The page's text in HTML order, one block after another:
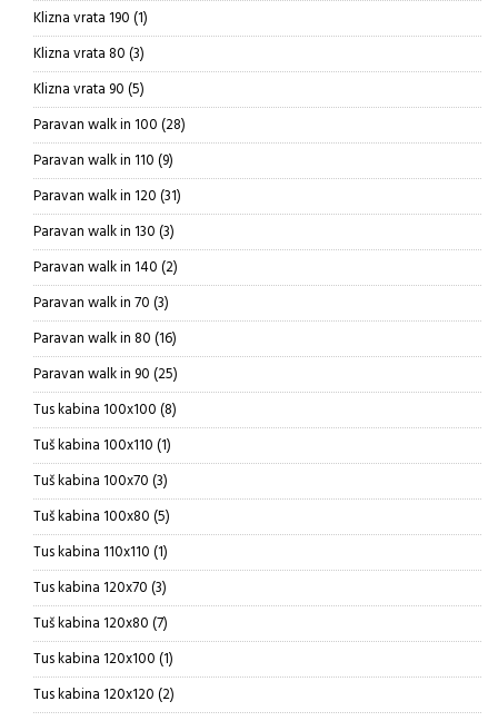
Klizna vrata 190 11
proizvod
Klizna vrata 80 33
proizvoda
Klizna vrata 90 55
proizvoda
Paravan walk in 100 2828
proizvoda
Paravan walk in 110 99
proizvoda
Paravan walk in 120 3131
proizvod
Paravan walk in 130 33
proizvoda
Paravan walk in 140 22
proizvoda
Paravan walk in 70 33
proizvoda
Paravan walk in 80 1616
proizvoda
Paravan walk in 90 2525
proizvoda
Tus kabina 100x100 88
proizvoda
Tuš kabina 100x110 11
proizvod
Tuš kabina 100x70 33
proizvoda
Tuš kabina 100x80 55
proizvoda
Tus kabina 110x110 11
proizvod
Tus kabina 120x70 33
proizvoda
Tuš kabina 120x80 77
proizvoda
Tus kabina 120x100 11
proizvod
Tus kabina 120x120 22
proizvoda